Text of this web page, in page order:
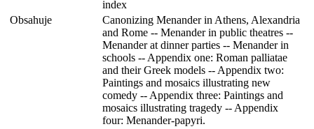
index
Obsahuje
Canonizing Menander in Athens, Alexandria
and Rome -- Menander in public theatres --
Menander at dinner parties -- Menander in
schools -- Appendix one: Roman palliatae
and their Greek models -- Appendix two:
Paintings and mosaics illustrating new
comedy -- Appendix three: Paintings and
mosaics illustrating tragedy -- Appendix
four: Menander-papyri.